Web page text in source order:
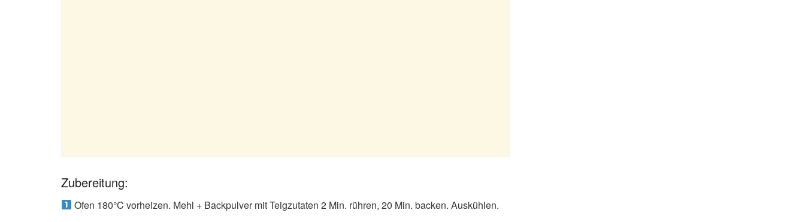
Zubereitung:
Ofen 180°C vorheizen. Mehl + Backpulver mit Teigzutaten 2 Min. rühren, 20 Min. backen. Auskühlen.